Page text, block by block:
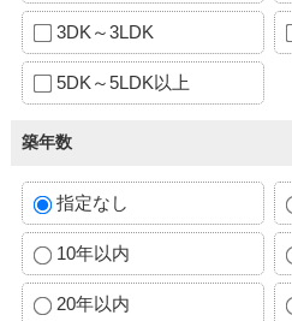
3DK～3LDK
5DK～5LDK以上
築年数
指定なし
10年以内
20年以内